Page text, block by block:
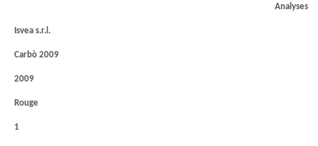
Analyses
Isvea s.r.l.
Carbò 2009
2009
Rouge
1